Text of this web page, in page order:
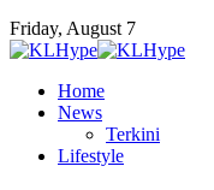
Friday, August 7
Home
News
Terkini
Lifestyle